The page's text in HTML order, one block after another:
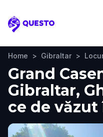
Questo
Home > Gibraltar >
Grand
Gibraltar,
ce de